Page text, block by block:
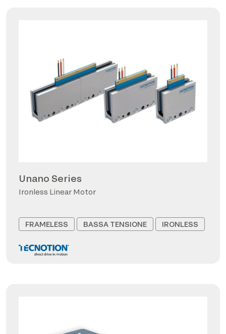
Unano Series
Ironless Linear Motor
FRAMELESS BASSA TENSIONE IRONLESS